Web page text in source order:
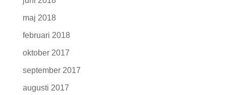
maj 2018
februari 2018
oktober 2017
september 2017
augusti 2017